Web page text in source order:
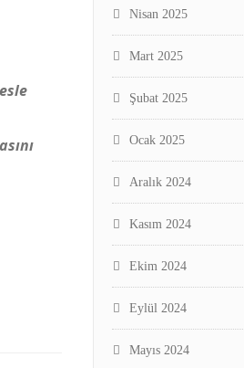
Nisan 2025
Mart 2025
Şubat 2025
Ocak 2025
Aralık 2024
Kasım 2024
Ekim 2024
Eylül 2024
Mayıs 2024